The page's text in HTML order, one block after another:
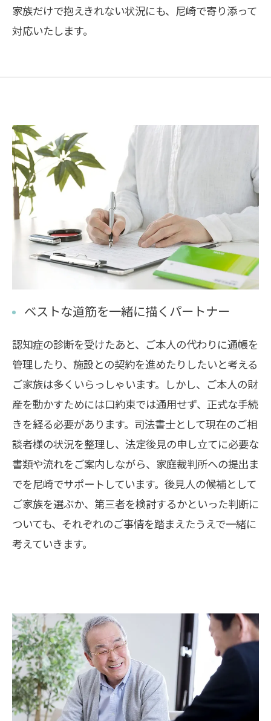
家族だけで抱えきれない状況にも、尼崎で寄り添って
対応いたします。
ベストな道筋を一緒に描くパートナー
認知症の診断を受けたあと、ご本人の代わりに通帳を
管理したり、施設との契約を進めたりしたいと考える
ご家族は多くいらっしゃいます。しかし、ご本人の財
産を動かすためには口約束では通用せず、正式な手続
きを経る必要があります。司法書士として現在のご相
談者様の状況を整理し、法定後見の申し立てに必要な
書類や流れをご案内しながら、家庭裁判所への提出ま
でを尼崎でサポートしています。後見人の候補として
ご家族を選ぶか、第三者を検討するかといった判断に
ついても、それぞれのご事情を踏まえたうえで一緒に
考えていきます。